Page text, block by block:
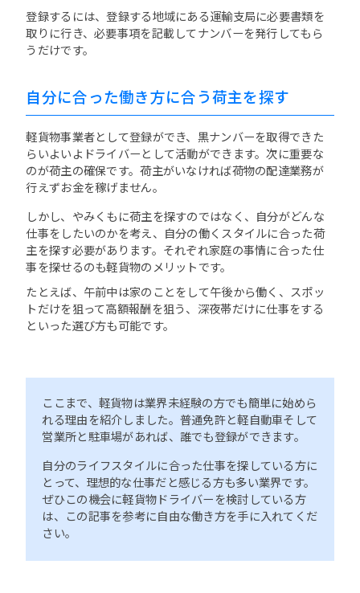
登録するには、登録する地域にある運輸支局に必要書類を
取りに行き、必要事項を記載してナンバーを発行してもら
うだけです。
自分に合った働き方に合う荷主を探す
軽貨物事業者として登録ができ、黒ナンバーを取得できた
らいよいよドライバーとして活動ができます。次に重要な
のが荷主の確保です。荷主がいなければ荷物の配達業務が
行えずお金を稼げません。
しかし、やみくもに荷主を探すのではなく、自分がどんな
仕事をしたいのかを考え、自分の働くスタイルに合った荷
主を探す必要があります。それぞれ家庭の事情に合った仕
事を探せるのも軽貨物のメリットです。
たとえば、午前中は家のことをして午後から働く、スポッ
トだけを狙って高額報酬を狙う、深夜帯だけに仕事をする
といった選び方も可能です。
ここまで、軽貨物は業界未経験の方でも簡単に始めら
れる理由を紹介しました。普通免許と軽自動車そして
営業所と駐車場があれば、誰でも登録ができます。
自分のライフスタイルに合った仕事を探している方に
とって、理想的な仕事だと感じる方も多い業界です。
ぜひこの機会に軽貨物ドライバーを検討している方
は、この記事を参考に自由な働き方を手に入れてくだ
さい。